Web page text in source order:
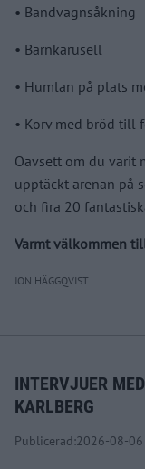
•⁠ ⁠Bandvagnsåkning
•⁠ ⁠Barnkarusell
•⁠ ⁠Humlan på plats
•⁠ ⁠Korv med bröd till
Oavsett om du varit
upptäckt arenan på
och fira 20
Varmt välkommen
JON HÄGGQVIST
INTERVJUER
KARLBERG
Publicerad:2026-08-06